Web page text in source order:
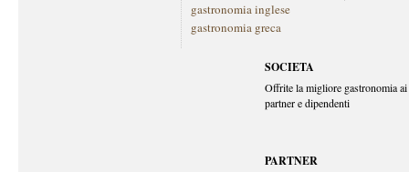
gastronomia inglese
gastronomia greca
SOCIETA
Offrite la migliore gastronomia
partner e dipendenti
PARTNER